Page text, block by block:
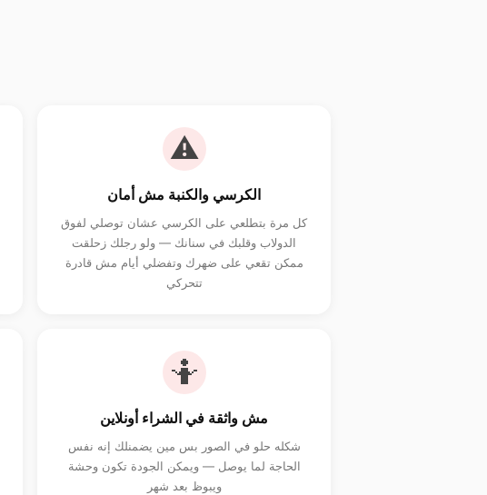
⚠️
الكرسي والكنبة مش أمان
كل مرة بتطلعي على الكرسي عشان توصلي لفوق
الدولاب وقلبك في سنانك — ولو رجلك زحلقت
ممكن تقعي على ضهرك وتفضلي أيام مش قادرة
تتحركي
🤷
مش واثقة في الشراء أونلاين
شكله حلو في الصور بس مين يضمنلك إنه نفس
الحاجة لما يوصل — ويمكن الجودة تكون وحشة
ويبوظ بعد شهر